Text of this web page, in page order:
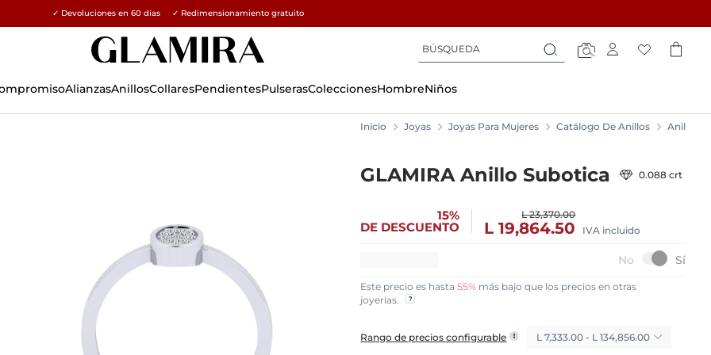
15% en todos los pedidos →
✓ Devoluciones en 60 días ✓ Redimensionamiento gratuito
Búsqueda
Búsqueda
Búsqueda
AlianzasAnillosCollaresPendientesPulserasColeccionesHombreNiños
Inicio Joyas Joyas Para Mujeres Catálogo De Anillos Anillos
GLAMIRA Anillo Subotica 0.088 crt
15%
DE DESCUENTO
L 23,370.00
L 19,864.50 IVA incluido
Este precio es hasta55% más bajo que los precios en otras
joyerías.
Rango de precios configurable L 7,333.00 - L 134,856.00